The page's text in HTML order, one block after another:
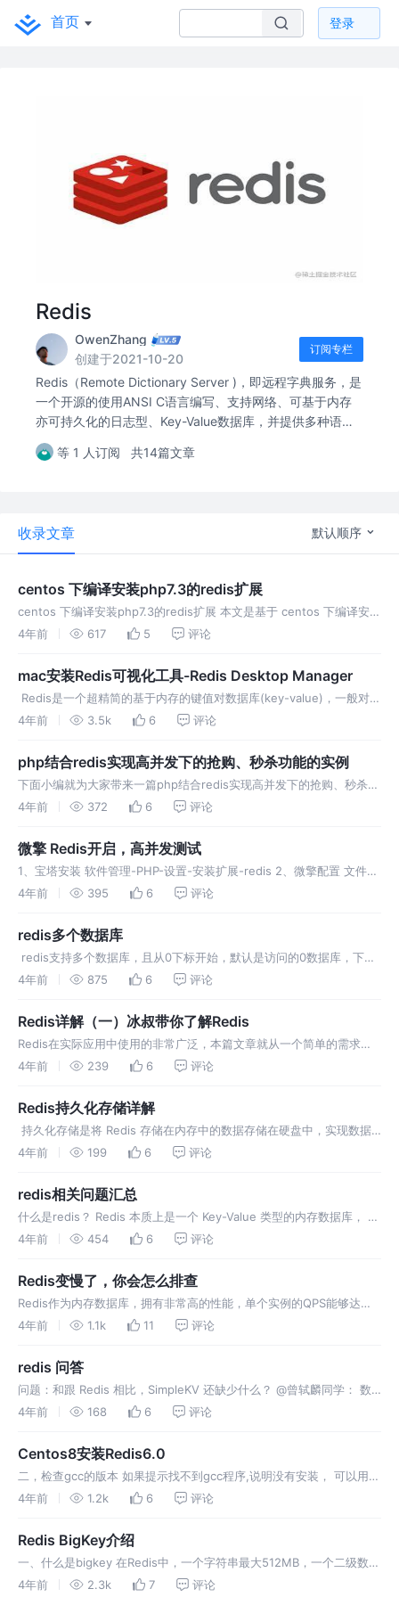
首页 登录
Redis
OwenZhang
创建于2021-10-20
订阅专栏
Redis（Remote Dictionary Server )，即远程字典服务，是
一个开源的使用ANSI C语言编写、支持网络、可基于内存
亦可持久化的日志型、Key-Value数据库，并提供多种语言
的API。
等 1 人订阅 共14篇文章
收录文章 默认顺序
centos 下编译安装php7.3的redis扩展
centos 下编译安装php7.3的redis扩展 本文是基于 centos 下编译安装
PHP7.3搭建PHP运行环境 编译安装版本，进行的redis的编译扩展安装
4年前 617 5 评论
mac安装Redis可视化工具-Redis Desktop Manager
​ Redis是一个超精简的基于内存的键值对数据库(key-value)，一般对并
发有一定要求的应用都用其储存session，乃至整个数据库。不过它公
4年前 3.5k 6 评论
php结合redis实现高并发下的抢购、秒杀功能的实例
下面小编就为大家带来一篇php结合redis实现高并发下的抢购、秒杀功
能的实例。小编觉得挺不错的，现在就分享给大家，也给大家做个参
景，主要
4年前 372 6 评论
微擎 Redis开启，高并发测试
1、宝塔安装 软件管理-PHP-设置-安装扩展-redis 2、微擎配置 文件：
data/config.php 最下面加上 auth 配置需要到redis的配置文档里进行
4年前 395 6 评论
redis多个数据库
​ redis支持多个数据库，且从0下标开始，默认是访问的0数据库，下段
代码就是访问的1号数据库 Redis多个数据库 注意：Redis支持多个数据
4年前 875 6 评论
Redis详解（一）冰叔带你了解Redis
Redis在实际应用中使用的非常广泛，本篇文章就从一个简单的需求说
起，为你讲述一个需求是如何从头到尾开始做的，又是如何一步步完善
时自动上线
4年前 239 6 评论
Redis持久化存储详解
​ 持久化存储是将 Redis 存储在内存中的数据存储在硬盘中，实现数据
的永久保存。我们都知道 Redis 是一个基于内存的 nosql 数据库，内
4年前 199 6 评论
redis相关问题汇总
什么是redis？ Redis 本质上是一个 Key-Value 类型的内存数据库， 整
个数据库加载在内存当中进行操作， 定期通过异步操作把数据库数据
4年前 454 6 评论
Redis变慢了，你会怎么排查
Redis作为内存数据库，拥有非常高的性能，单个实例的QPS能够达到
10W左右。但我们在使用Redis时，经常时不时会出现访问延迟很大的
4年前 1.1k 11 评论
redis 问答
问题：和跟 Redis 相比，SimpleKV 还缺少什么？ @曾轼麟同学： 数
据结构：缺乏广泛的数据结构支持，比如支持范围查询的 SkipList 和
4年前 168 6 评论
Centos8安装Redis6.0
二，检查gcc的版本 如果提示找不到gcc程序,说明没有安装， 可以用
dnf命令安装 说明：gcc版本不宜过低，应该在gcc 5.3以上 如版本过
4年前 1.2k 6 评论
Redis BigKey介绍
一、什么是bigkey 在Redis中，一个字符串最大512MB，一个二级数据
结构（例如hash、list、set、zset）可以存储大约40亿个(2^32-1)个
4年前 2.3k 7 评论